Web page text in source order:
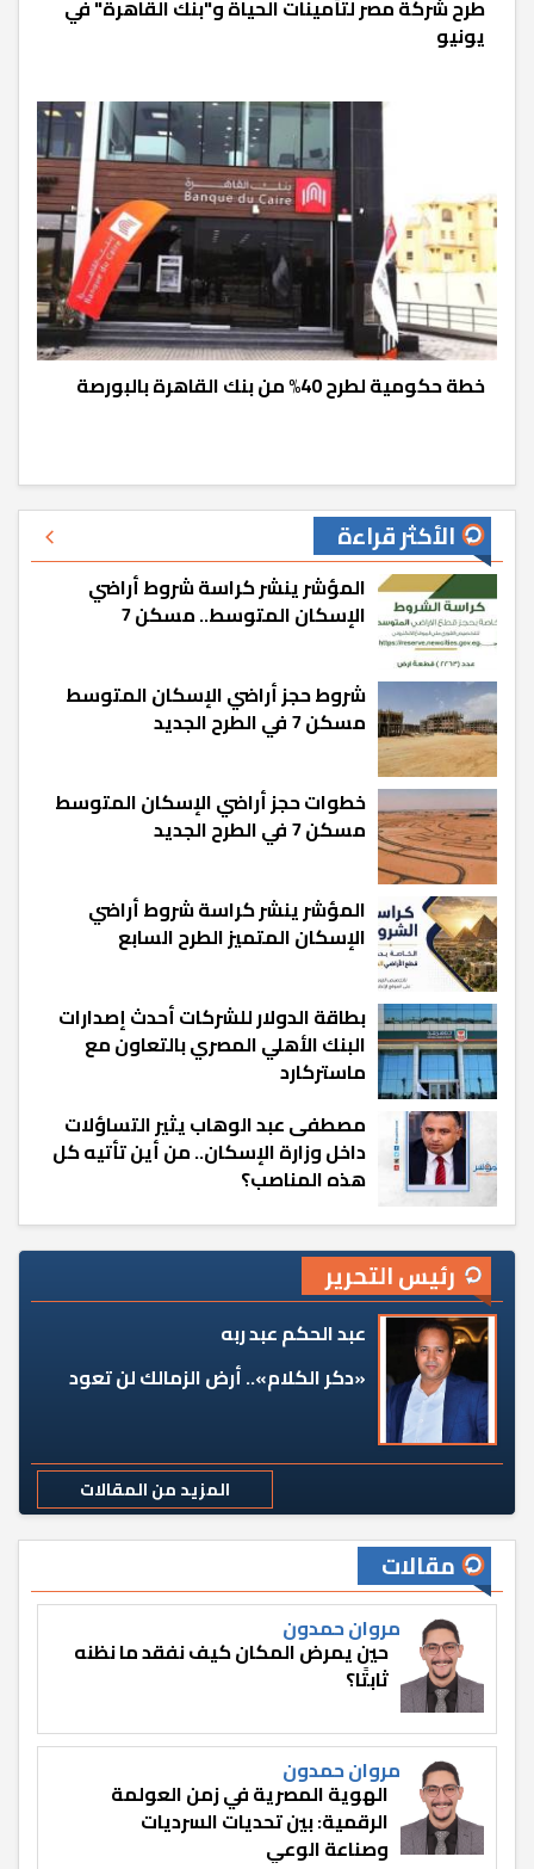
طرح شركة مصر لتأمينات الحياة و"بنك القاهرة" في
يونيو
خطة حكومية لطرح 40% من بنك القاهرة بالبورصة
الأكثر قراءة
المؤشر ينشر كراسة شروط أراضي
الإسكان المتوسط.. مسكن 7
شروط حجز أراضي الإسكان المتوسط
مسكن 7 في الطرح الجديد
خطوات حجز أراضي الإسكان المتوسط
مسكن 7 في الطرح الجديد
المؤشر ينشر كراسة شروط أراضي
الإسكان المتميز الطرح السابع
بطاقة الدولار للشركات أحدث إصدارات
البنك الأهلي المصري بالتعاون مع
ماستركارد
مصطفى عبد الوهاب يثير التساؤلات
داخل وزارة الإسكان.. من أين تأتيه كل
هذه المناصب؟
رئيس التحرير
عبد الحكم عبد ربه
«دكر الكلام».. أرض الزمالك لن تعود
المزيد من المقالات
مقالات
مروان حمدون
حين يمرض المكان كيف نفقد ما نظنه
ثابتًا؟
مروان حمدون
الهوية المصرية في زمن العولمة
الرقمية: بين تحديات السرديات
وصناعة الوعي